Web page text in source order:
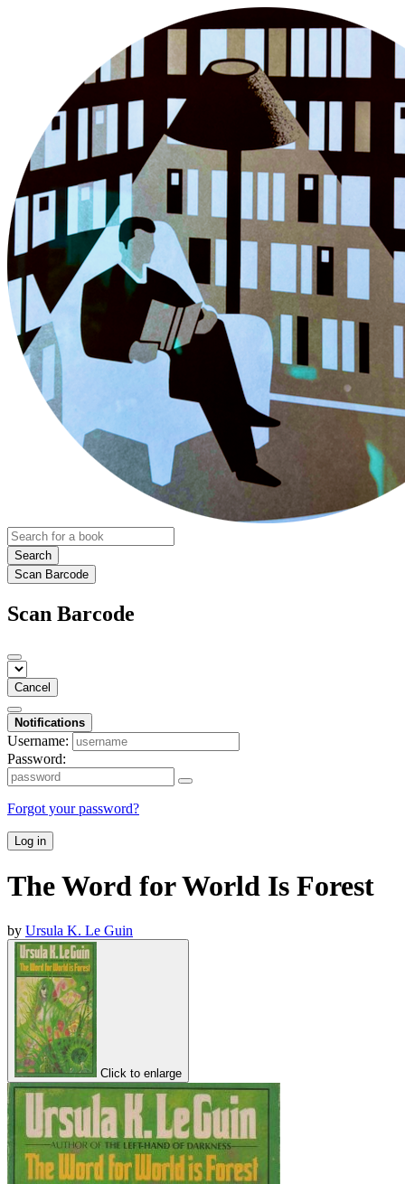
Search
Scan Barcode
Scan Barcode
Cancel
Notifications
Username:
Password:
Forgot your password?
Log in
The Word for World Is Forest
by Ursula K. Le Guin
Click to enlarge